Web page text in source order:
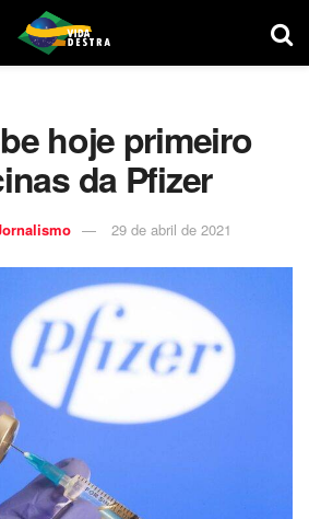
hoje primeiro
da Pfizer
29 de abril de 2021